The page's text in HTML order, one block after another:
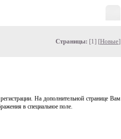
Страницы: [1] [Новые]
На дополнительной странице Вам
в специальное поле.